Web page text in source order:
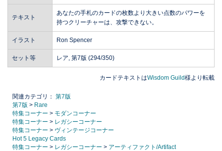
テキスト
あなたの手札のカードの枚数より大きい点数のパワーを
持つクリーチャーは、攻撃できない。
イラスト Ron Spencer
セット等 レア, 第7版 (294/350)
カードテキストはWisdom Guild様より転載
関連カテゴリ： 第7版
第7版 > Rare
特集コーナー > モダンコーナー
特集コーナー > レガシーコーナー
特集コーナー > ヴィンテージコーナー
Hot 5 Legacy Cards
特集コーナー > レガシーコーナー > アーティファクト/Artifact